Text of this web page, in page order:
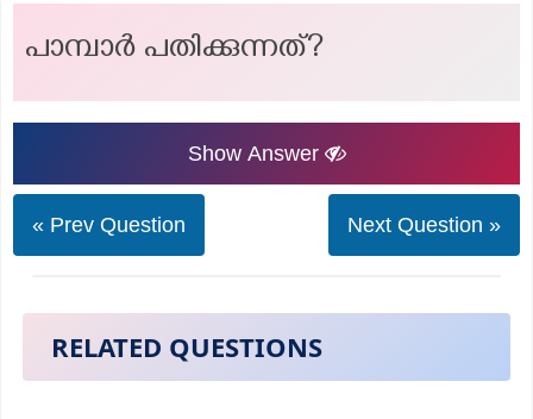
പാമ്പാർ പതിക്കുന്നത്?
Show Answer
« Prev Question Next Question »
RELATED QUESTIONS